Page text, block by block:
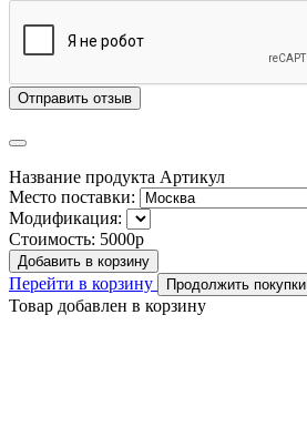
Отправить отзыв
Название продукта Артикул
Место поставки:
Модификация:
Стоимость: 5000р
Добавить в корзину
Перейти в корзину Продолжить покупки
Товар добавлен в корзину